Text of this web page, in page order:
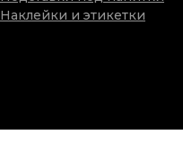
Наклейки и этикетки